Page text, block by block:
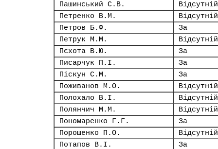
Пашинський С.В.
Відсутній
Петренко В.М.
Відсутній
Петров Б.Ф.
За
Петрук М.М.
Відсутній
Пєхота В.Ю.
За
Писарчук П.І.
За
Піскун С.М.
За
Поживанов М.О.
Відсутній
Полохало В.І.
Відсутній
Полянчич М.М.
Відсутній
Пономаренко Г.Г.
За
Порошенко П.О.
Відсутній
Потапов В.І.
За